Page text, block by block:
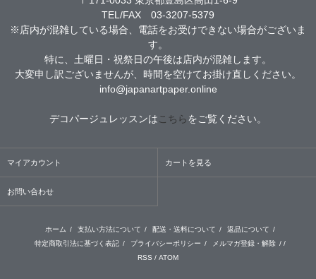
TEL/FAX 03-3207-5379
※店内が混雑している場合、電話をお受けできない場合がございま
す。
特に、土曜日・祝祭日の午後は店内が混雑します。
大変申し訳ございませんが、時間を空けてお掛け直しください。
info@japanartpaper.online
デコパージュレッスンは こちらをご覧ください。
マイアカウント カートを見る
お問い合わせ
ホーム / 支払い方法について / 配送・送料について / 返品について /
特定商取引法に基づく表記 / プライバシーポリシー / メルマガ登録・解除 / /
RSS / ATOM